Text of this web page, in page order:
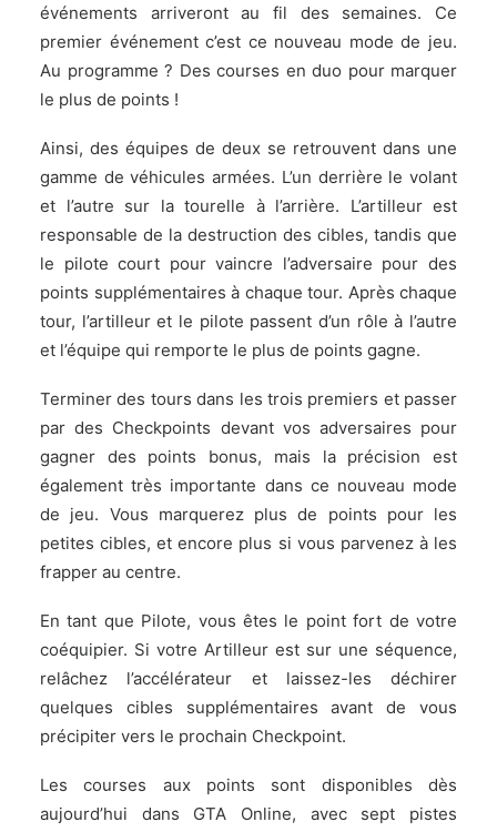
événements arriveront au fil des semaines. Ce
premier événement c’est ce nouveau mode de jeu.
Au programme ? Des courses en duo pour marquer
le plus de points !
Ainsi, des équipes de deux se retrouvent dans une
gamme de véhicules armées. L’un derrière le volant
et l’autre sur la tourelle à l’arrière. L’artilleur est
responsable de la destruction des cibles, tandis que
le pilote court pour vaincre l’adversaire pour des
points supplémentaires à chaque tour. Après chaque
tour, l’artilleur et le pilote passent d’un rôle à l’autre
et l’équipe qui remporte le plus de points gagne.
Terminer des tours dans les trois premiers et passer
par des Checkpoints devant vos adversaires pour
gagner des points bonus, mais la précision est
également très importante dans ce nouveau mode
de jeu. Vous marquerez plus de points pour les
petites cibles, et encore plus si vous parvenez à les
frapper au centre.
En tant que Pilote, vous êtes le point fort de votre
coéquipier. Si votre Artilleur est sur une séquence,
relâchez l’accélérateur et laissez-les déchirer
quelques cibles supplémentaires avant de vous
précipiter vers le prochain Checkpoint.
Les courses aux points sont disponibles dès
aujourd’hui dans GTA Online, avec sept pistes